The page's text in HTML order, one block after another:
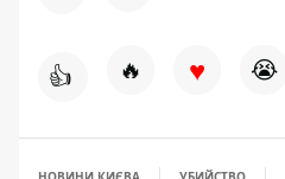
👍 🔥 ♥ 😭